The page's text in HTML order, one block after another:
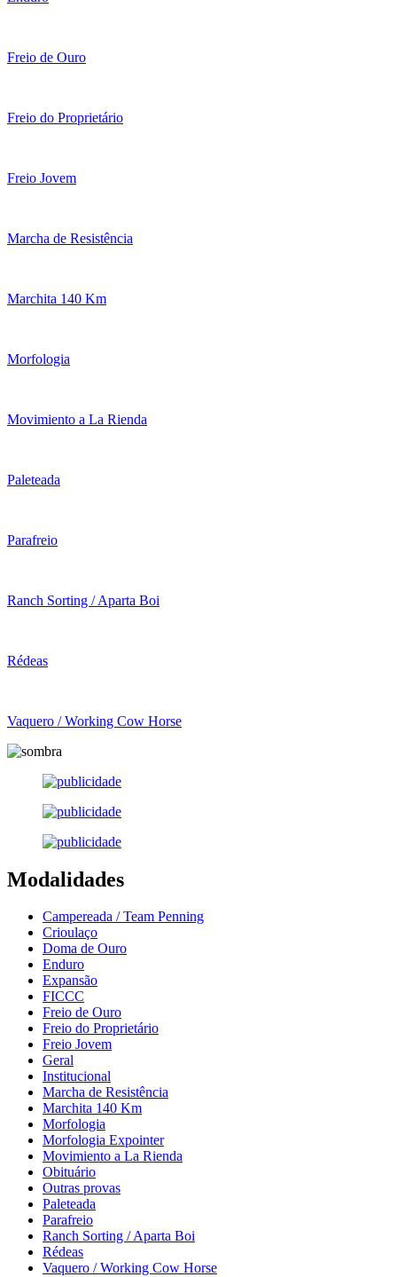
Freio de Ouro
Freio do Proprietário
Freio Jovem
Marcha de Resistência
Marchita 140 Km
Morfologia
Movimiento a La Rienda
Paleteada
Parafreio
Ranch Sorting / Aparta Boi
Rédeas
Vaquero / Working Cow Horse
Modalidades
Campereada / Team Penning
Crioulaço
Doma de Ouro
Enduro
Expansão
FICCC
Freio de Ouro
Freio do Proprietário
Freio Jovem
Geral
Institucional
Marcha de Resistência
Marchita 140 Km
Morfologia
Morfologia Expointer
Movimiento a La Rienda
Obituário
Outras provas
Paleteada
Parafreio
Ranch Sorting / Aparta Boi
Rédeas
Vaquero / Working Cow Horse